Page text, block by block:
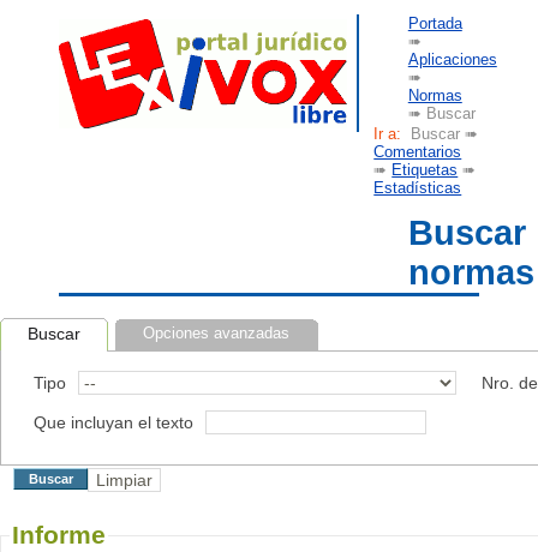
Portada
➠
Aplicaciones
➠
Normas
➠ Buscar
Ir a: Buscar ➠
Comentarios
➠ Etiquetas ➠
Estadísticas
Buscar
normas
Buscar Opciones avanzadas
Tipo Nro.
Que incluyan el texto
Informe